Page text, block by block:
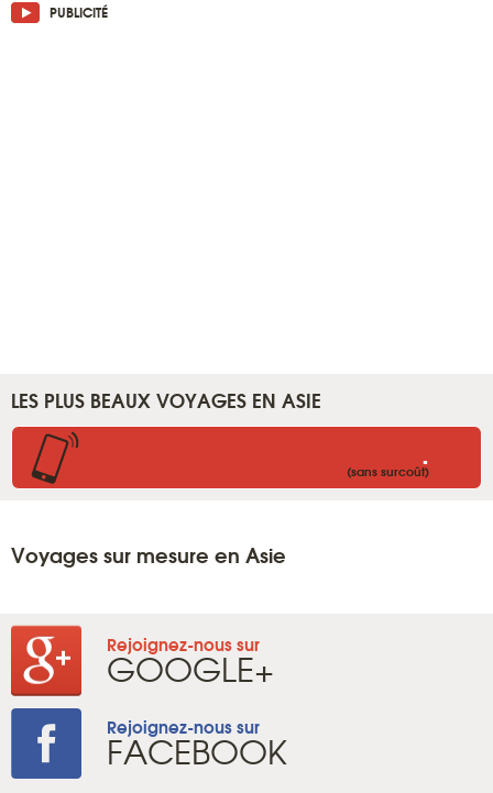
PUBLICITÉ
LES PLUS BEAUX VOYAGES EN ASIE
.
(sans surcoût)
Voyages sur mesure en Asie
Rejoignez-nous sur
GOOGLE+
Rejoignez-nous sur
FACEBOOK